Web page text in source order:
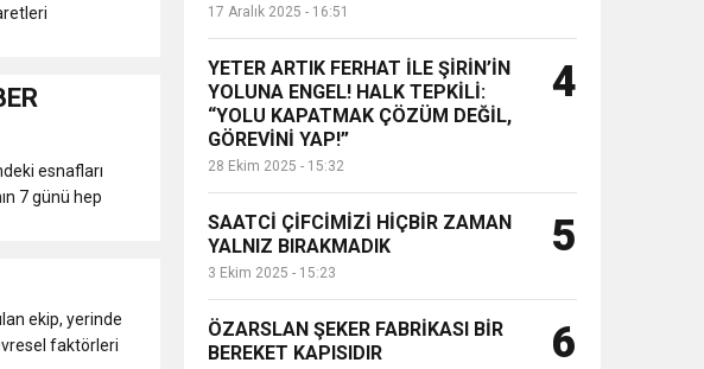
esnafları
7 günü hep
ekip, yerinde
faktörleri
17 Aralık 2025 - 16:51
YETER ARTIK FERHAT İLE ŞİRİN’İN
YOLUNA ENGEL! HALK TEPKİLİ:
“YOLU KAPATMAK ÇÖZÜM DEĞİL,
GÖREVİNİ YAP!”
28 Ekim 2025 - 15:32
4
SAATCİ ÇİFCİMİZİ HİÇBİR ZAMAN
YALNIZ BIRAKMADIK
3 Ekim 2025 - 15:23
5
ÖZARSLAN ŞEKER FABRİKASI BİR
BEREKET KAPISIDIR
6